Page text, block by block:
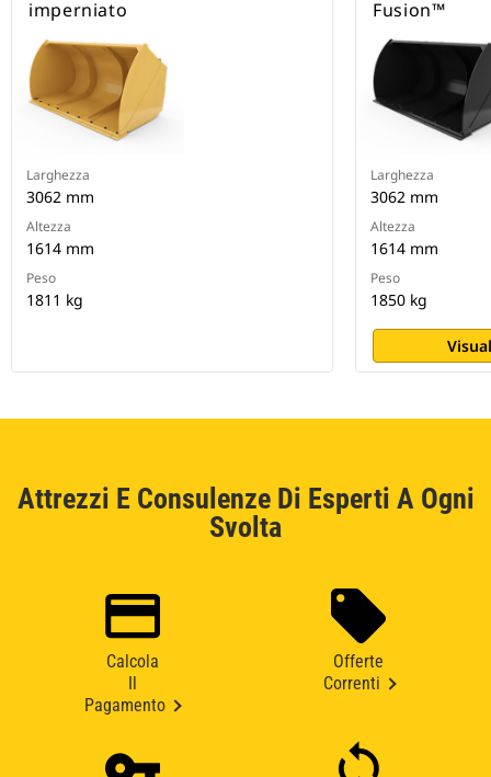
imperniato
Larghezza
3062 mm
Altezza
1614 mm
Peso
1811 kg
Fusion™
Larghezza
3062 mm
Altezza
1614 mm
Peso
1850 kg
Attrezzi E Consulenze Di Esperti A Ogni
Svolta
Calcola
Pagamento
Offerte
Correnti